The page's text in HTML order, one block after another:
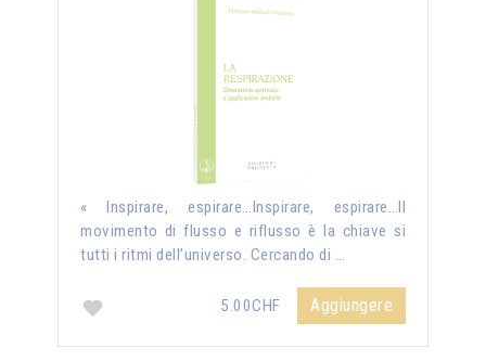
« Inspirare, espirare…Inspirare, espirare…Il
movimento di flusso e riflusso è la chiave si
tutti i ritmi dell’universo. Cercando di …
5.00CHF Aggiungere